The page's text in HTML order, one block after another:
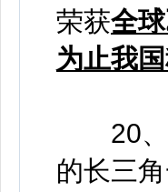
荣获全
为止我
20、
的长三